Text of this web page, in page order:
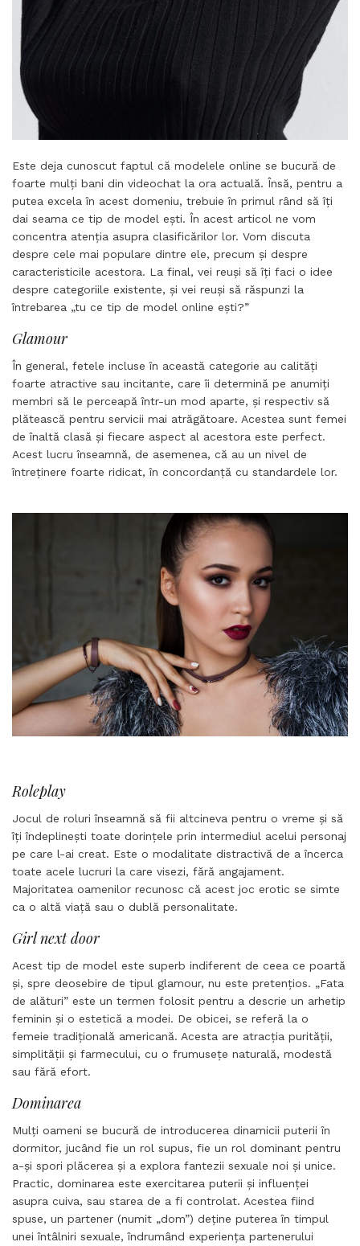
Este deja cunoscut faptul că modelele online se bucură de
foarte mulți bani din videochat la ora actuală. Însă, pentru a
putea excela în acest domeniu, trebuie în primul rând să îți
dai seama ce tip de model ești. În acest articol ne vom
concentra atenția asupra clasificărilor lor. Vom discuta
despre cele mai populare dintre ele, precum și despre
caracteristicile acestora. La final, vei reuși să îți faci o idee
despre categoriile existente, și vei reuși să răspunzi la
întrebarea „tu ce tip de model online ești?”
Glamour
În general, fetele incluse în această categorie au calități
foarte atractive sau incitante, care îi determină pe anumiți
membri să le perceapă într-un mod aparte, și respectiv să
plătească pentru servicii mai atrăgătoare. Acestea sunt femei
de înaltă clasă și fiecare aspect al acestora este perfect.
Acest lucru înseamnă, de asemenea, că au un nivel de
întreținere foarte ridicat, în concordanță cu standardele lor.
Roleplay
Jocul de roluri înseamnă să fii altcineva pentru o vreme și să
îți îndeplinești toate dorințele prin intermediul acelui personaj
pe care l-ai creat. Este o modalitate distractivă de a încerca
toate acele lucruri la care visezi, fără angajament.
Majoritatea oamenilor recunosc că acest joc erotic se simte
ca o altă viață sau o dublă personalitate.
Girl next door
Acest tip de model este superb indiferent de ceea ce poartă
și, spre deosebire de tipul glamour, nu este pretențios. „Fata
de alături” este un termen folosit pentru a descrie un arhetip
feminin și o estetică a modei. De obicei, se referă la o
femeie tradițională americană. Acesta are atracția purității,
simplității și farmecului, cu o frumusețe naturală, modestă
sau fără efort.
Dominarea
Mulți oameni se bucură de introducerea dinamicii puterii în
dormitor, jucând fie un rol supus, fie un rol dominant pentru
a-și spori plăcerea și a explora fantezii sexuale noi și unice.
Practic, dominarea este exercitarea puterii și influenței
asupra cuiva, sau starea de a fi controlat. Acestea fiind
spuse, un partener (numit „dom”) deține puterea în timpul
unei întâlniri sexuale, îndrumând experiența partenerului